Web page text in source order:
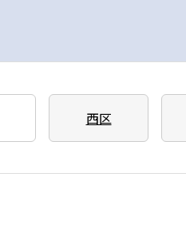
西区